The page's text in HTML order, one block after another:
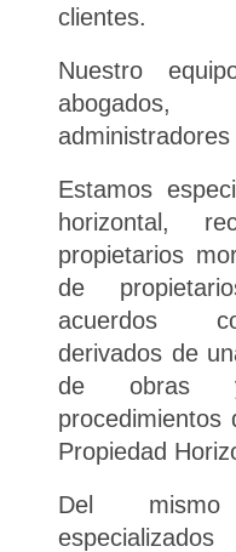
clientes.
Nuestro
Estamos
horizontal,
propietarios
de
acuerdos
derivados de
de obras
procedimientos
Propiedad
Del